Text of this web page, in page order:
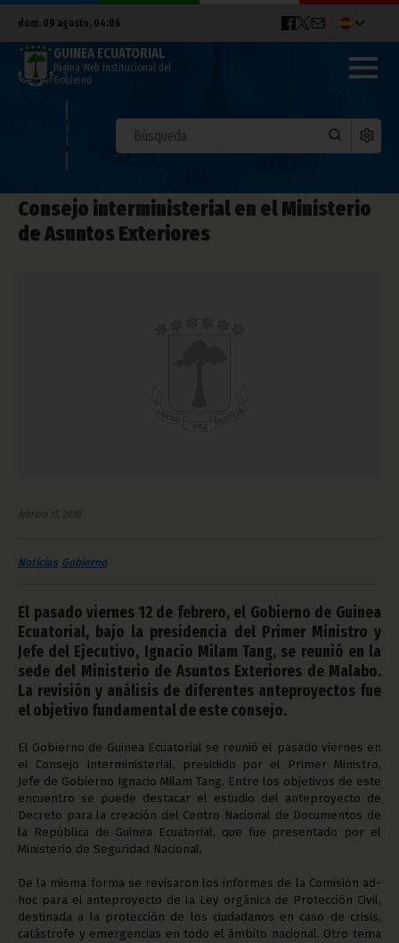
dom. 09 agosto, 04:06
GUINEA ECUATORIAL
Página Web Institucional del
Gobierno
Consejo interministerial en el Ministerio
de Asuntos Exteriores
febrero 15, 2010
Noticias Gobierno
El pasado viernes 12 de febrero, el Gobierno de Guinea
Ecuatorial, bajo la presidencia del Primer Ministro y
Jefe del Ejecutivo, Ignacio Milam Tang, se reunió en la
sede del Ministerio de Asuntos Exteriores de Malabo.
La revisión y análisis de diferentes anteproyectos fue
el objetivo fundamental de este consejo.
El Gobierno de Guinea Ecuatorial se reunió el pasado viernes en
el Consejo Interministerial, presidido por el Primer Ministro,
Jefe de Gobierno Ignacio Milam Tang. Entre los objetivos de este
encuentro se puede destacar el estudio del anteproyecto de
Decreto para la creación del Centro Nacional de Documentos de
la República de Guinea Ecuatorial, que fue presentado por el
Ministerio de Seguridad Nacional,
De la misma forma se revisaron los informes de la Comisión ad-
hoc para el anteproyecto de la Ley orgánica de Protección Civil,
destinada a la protección de los ciudadanos en caso de crisis,
catástrofe y emergencias en todo el ámbito nacional. Otro tema